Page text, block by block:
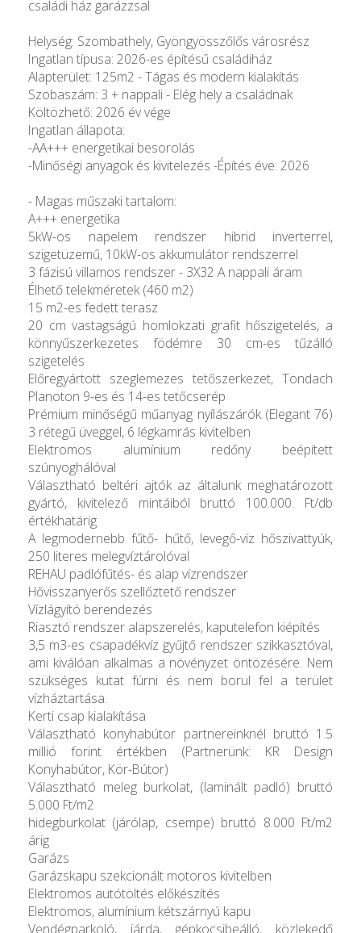
családi ház garázzsal
Helység: Szombathely, Gyöngyösszőlős városrész
Ingatlan típusa: 2026-es építésű családiház
Alapterület: 125m2 - Tágas és modern kialakítás
Szobaszám: 3 + nappali - Elég hely a családnak
Költözhető: 2026 év vége
Ingatlan állapota:
-AA+++ energetikai besorolás
-Minőségi anyagok és kivitelezés -Építés éve: 2026
- Magas műszaki tartalom:
A+++ energetika
5kW-os napelem rendszer hibrid inverterrel,
szigetüzemű, 10kW-os akkumulátor rendszerrel
3 fázisú villamos rendszer - 3X32 A nappali áram
Élhető telekméretek (460 m2)
15 m2-es fedett terasz
20 cm vastagságú homlokzati grafit hőszigetelés, a
könnyűszerkezetes födémre 30 cm-es tűzálló
szigetelés
Előregyártott szeglemezes tetőszerkezet, Tondach
Planoton 9-es és 14-es tetőcserép
Prémium minőségű műanyag nyílászárók (Elegant 76)
3 rétegű üveggel, 6 légkamrás kivitelben
Elektromos alumínium redőny beépített
szúnyoghálóval
Választható beltéri ajtók az általunk meghatározott
gyártó, kivitelező mintáiból bruttó 100.000. Ft/db
értékhatárig
A legmodernebb fűtő- hűtő, levegő-víz hőszivattyúk,
250 literes melegvíztárolóval
REHAU padlófűtés- és alap vízrendszer
Hővisszanyerős szellőztető rendszer
Vízlágyító berendezés
Riasztó rendszer alapszerelés, kaputelefon kiépítés
3,5 m3-es csapadékvíz gyűjtő rendszer szikkasztóval,
ami kiválóan alkalmas a növényzet öntözésére. Nem
szükséges kutat fúrni és nem borul fel a terület
vízháztartása.
Kerti csap kialakítása
Választható konyhabútor partnereinknél bruttó 1.5
millió forint értékben (Partnerünk: KR Design
Konyhabútor, Kör-Bútor)
Választható meleg burkolat, (laminált padló) bruttó
5.000 Ft/m2
hidegburkolat (járólap, csempe) bruttó 8.000 Ft/m2
árig
Garázs
Garázskapu szekcionált motoros kivitelben
Elektromos autótöltés előkészítés
Elektromos, alumínium kétszárnyú kapu
Vendégparkoló, járda, gépkocsibeálló, közlekedő